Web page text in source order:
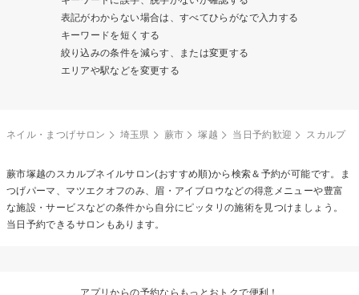
表記がわからない場合は、すべてひらがなで入力する
キーワードを短くする
絞り込みの条件を減らす、または変更する
エリアや駅などを変更する
ネイル・まつげサロン 埼玉県 蕨市 塚越 当日予約歓迎 スカルプ
蕨市塚越の スカルプネイルサロン(おすすめ順)から検索＆予約が可能です。ま
つげパーマ、マツエクオフのみ、眉・アイブロウなどの得意メニューや豊富
な施設・サービスなどの条件から自分にピッタリの施術を見つけましょう。
当日予約できるサロンもあります。
アプリからの予約ならもっとおトクで便利！